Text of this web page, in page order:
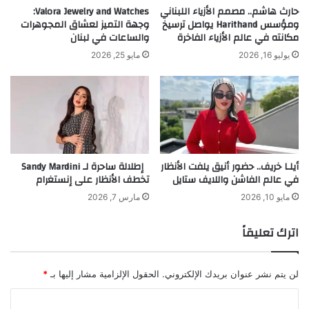
khabar3ajeldubai.com — المزين هاني مقهور و الإبداع في
تزيين العرائس
مقهور
ث
ا
ل
ا
ن
ر
ف
ة
ا
ي
س
ا
ي
ا
ك
حارث هاشم.. مصمم الأزياء اللبناني
ومؤسس Harithand يواصل ترسيخ
مكانته في عالم الأزياء الفاخرة
يوليو 16, 2026
Valora Jewelry and Watches:
وجهة التميز لعشاق المجوهرات
والساعات في لبنان
مايو 25, 2026
أيلـا خريف.. حضور أنيق يلفت الأنظار
في عالم الفاشن واللايف ستايل
مايو 10, 2026
إطلالة ساحرة لـ Sandy Mardini
تخطف الأنظار على إنستغرام
مارس 7, 2026
اترك تعليقاً
لن يتم نشر عنوان بريدك الإلكتروني. الحقول الإلزامية مشار إليها بـ *